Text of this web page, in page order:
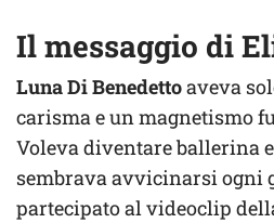
Il messaggio di
Luna Di Benedettoaveva
carisma e un magnetismo
Voleva diventare ballerina
sembrava avvicinarsi ogni
partecipato al videoclip